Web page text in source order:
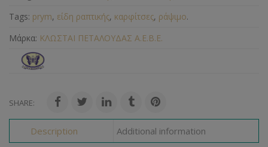
Tags: prym, είδη ραπτικής, καρφίτσες, ράψιμο.
Μάρκα: KΛΩΣΤΑΙ ΠΕΤΑΛΟΥΔΑΣ Α.Ε.Β.Ε.
SHARE:
Description Additional information